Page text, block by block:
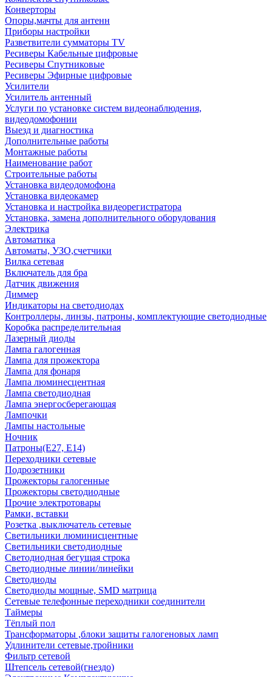
Конверторы
Опоры,мачты для антенн
Приборы настройки
Разветвители сумматоры TV
Ресиверы Кабельные цифровые
Ресиверы Спутниковые
Ресиверы Эфирные цифровые
Усилители
Усилитель антенный
Услуги по установке систем видеонаблюдения,
видеодомофонии
Выезд и диагностика
Дополнительные работы
Монтажные работы
Наименование работ
Строительные работы
Установка видеодомофона
Установка видеокамер
Установка и настройка видеорегистратора
Установка, замена дополнительного оборудования
Электрика
Автоматика
Автоматы, УЗО,счетчики
Вилка сетевая
Включатель для бра
Датчик движения
Диммер
Индикаторы на светодиодах
Контроллеры, линзы, патроны, комплектующие светодиодные
Коробка распределительная
Лазерный диоды
Лампа галогенная
Лампа для прожектора
Лампа для фонаря
Лампа люминесцентная
Лампа светодиодная
Лампа энергосберегающая
Лампочки
Лампы настольные
Ночник
Патроны(Е27, Е14)
Переходники сетевые
Подрозетники
Прожекторы галогенные
Прожекторы светодиодные
Прочие электротовары
Рамки, вставки
Розетка ,выключатель сетевые
Светильники люминисцентные
Светильники светодиодные
Светодиодная бегущая строка
Светодиодные линии/линейки
Светодиоды
Светодиоды мощные, SMD матрица
Сетевые телефонные переходники соединители
Таймеры
Тёплый пол
Трансформаторы ,блоки защиты галогеновых ламп
Удлинители сетевые,тройники
Фильтр сетевой
Штепсель сетевой(гнездо)